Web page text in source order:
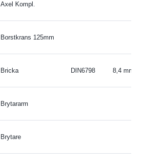
Axel Kompl.
Borstkrans 125mm
Bricka DIN6798 8,4 mm
Brytararm
Brytare